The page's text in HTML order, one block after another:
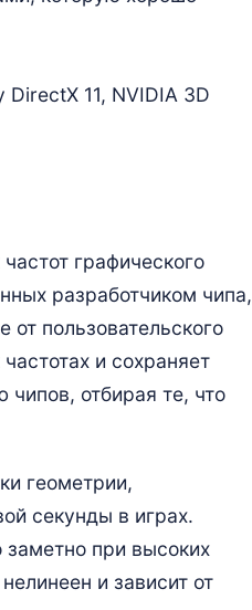
11, NVIDIA 3D
графического
разработчиком чипа,
пользовательского
и сохраняет
отбирая те, что
геометрии,
секунды в играх.
заметно при высоких
и зависит от